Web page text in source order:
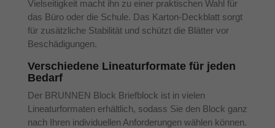
Vielseitigkeit macht ihn zu einer praktischen Wahl für
das Büro oder die Schule. Das Karton-Deckblatt sorgt
für zusätzliche Stabilität und schützt die Blätter vor
Beschädigungen.
Verschiedene Lineaturformate für jeden
Bedarf
Der BRUNNEN Block Briefblock ist in vielen
Lineaturformaten erhältlich, sodass Sie den Block ganz
nach Ihren individuellen Anforderungen wählen können.